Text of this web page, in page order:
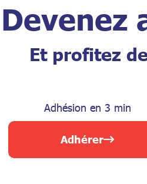
Devenez
Et profitez
Adhésion en 3 min
Adhérer